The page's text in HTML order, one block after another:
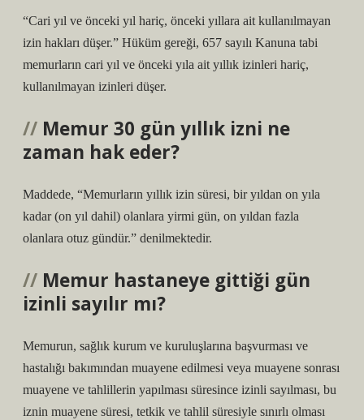
“Cari yıl ve önceki yıl hariç, önceki yıllara ait kullanılmayan
izin hakları düşer.” Hüküm gereği, 657 sayılı Kanuna tabi
memurların cari yıl ve önceki yıla ait yıllık izinleri hariç,
kullanılmayan izinleri düşer.
Memur 30 gün yıllık izni ne
zaman hak eder?
Maddede, “Memurların yıllık izin süresi, bir yıldan on yıla
kadar (on yıl dahil) olanlara yirmi gün, on yıldan fazla
olanlara otuz gündür.” denilmektedir.
Memur hastaneye gittiği gün
izinli sayılır mı?
Memurun, sağlık kurum ve kuruluşlarına başvurması ve
hastalığı bakımından muayene edilmesi veya muayene sonrası
muayene ve tahlillerin yapılması süresince izinli sayılması, bu
iznin muayene süresi, tetkik ve tahlil süresiyle sınırlı olması